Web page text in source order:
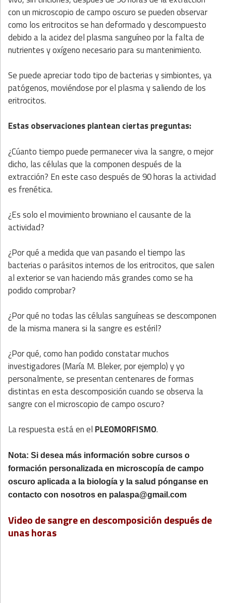
con un microscopio de campo oscuro se pueden observar
como los eritrocitos se han deformado y descompuesto
debido a la acidez del plasma sanguíneo por la falta de
nutrientes y oxígeno necesario para su mantenimiento.
Se puede apreciar todo tipo de bacterias y simbiontes, ya
patógenos, moviéndose por el plasma y saliendo de los
eritrocitos.
Estas observaciones plantean ciertas preguntas:
¿Cúanto tiempo puede permanecer viva la sangre, o mejor
dicho, las células que la componen después de la
extracción? En este caso después de 90 horas la actividad
es frenética.
¿Es solo el movimiento browniano el causante de la
actividad?
¿Por qué a medida que van pasando el tiempo las
bacterias o parásitos internos de los eritrocitos, que salen
al exterior se van haciendo más grandes como se ha
podido comprobar?
¿Por qué no todas las células sanguíneas se descomponen
de la misma manera si la sangre es estéril?
¿Por qué, como han podido constatar muchos
investigadores (María M. Bleker, por ejemplo) y yo
personalmente, se presentan centenares de formas
distintas en esta descomposición cuando se observa la
sangre con el microscopio de campo oscuro?
La respuesta está en el PLEOMORFISMO.
Nota: Si desea más información sobre cursos o
formación personalizada en microscopía de campo
oscuro aplicada a la biología y la salud pónganse en
contacto con nosotros en palaspa@gmail.com
Video de sangre en descomposición después de
unas horas